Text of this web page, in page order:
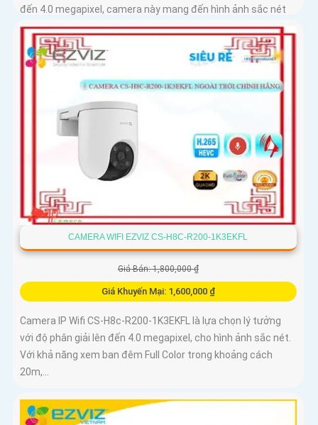
đến 4.0 megapixel, camera này mang đến hình ảnh sắc nét
CAMERA WIFI EZVIZ CS-H8C-R200-1K3EKFL
Giá Bán: 1,800,000 ₫
Giá Khuyến Mại: 1,600,000 ₫
Camera IP Wifi CS-H8c-R200-1K3EKFL là lựa chọn lý tưởng
với độ phân giải lên đến 4.0 megapixel, cho hình ảnh sắc nét.
Với khả năng xem ban đêm Full Color trong khoảng cách
20m,...